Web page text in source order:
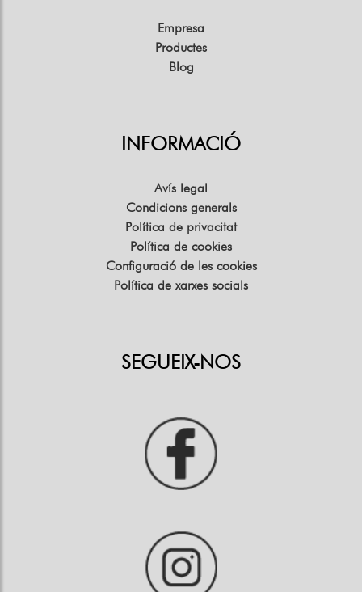
Empresa
Productes
Blog
INFORMACIÓ
Avís legal
Condicions generals
Política de privacitat
Política de cookies
Configuració de les cookies
Política de xarxes socials
SEGUEIX-NOS